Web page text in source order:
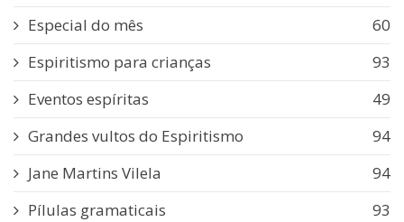
Especial do mês
60
Espiritismo para crianças
93
Eventos espíritas
49
Grandes vultos do Espiritismo
94
Jane Martins Vilela
94
Pílulas gramaticais
93